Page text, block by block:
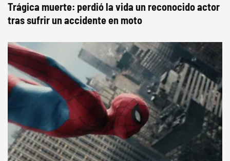
Trágica muerte: perdió la vida un reconocido actor
tras sufrir un accidente en moto